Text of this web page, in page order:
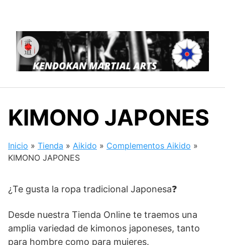
contenido
KIMONO JAPONES
Inicio » Tienda » Aikido » Complementos Aikido »
KIMONO JAPONES
¿Te gusta la ropa tradicional Japonesa❓
Desde nuestra Tienda Online te traemos una
amplia variedad de kimonos japoneses, tanto
para hombre como para mujeres.